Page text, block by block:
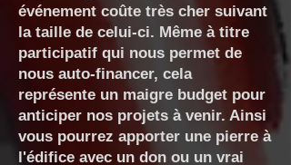
événement coûte très cher suivant
la taille de celui-ci. Même à titre
participatif qui nous permet de
nous auto-financer, cela
représente un maigre budget pour
anticiper nos projets à venir. Ainsi
vous pourrez apporter une pierre à
l'édifice avec un don ou un vrai